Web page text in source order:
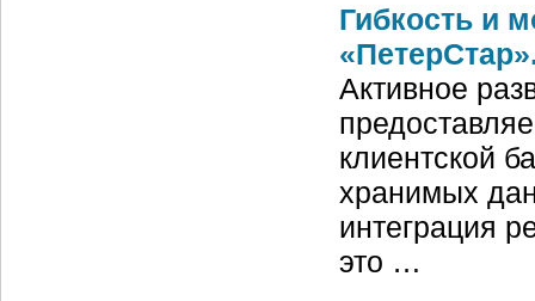
Гибкость и
Активное
клиентской
хранимых
интеграция
это …